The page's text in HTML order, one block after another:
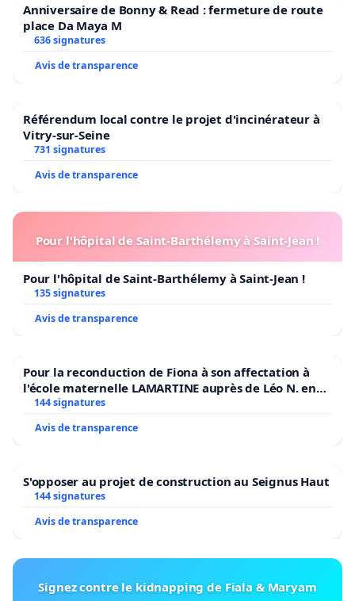
Anniversaire de Bonny & Read : fermeture de route
place Da Maya M
636 signatures
Avis de transparence
Référendum local contre le projet d'incinérateur à
Vitry-sur-Seine
731 signatures
Avis de transparence
Pour l'hôpital de Saint-Barthélemy à Saint-Jean !
Pour l'hôpital de Saint-Barthélemy à Saint-Jean !
135 signatures
Avis de transparence
Pour la reconduction de Fiona à son affectation à
l'école maternelle LAMARTINE auprès de Léo N. en
2026/2027
144 signatures
Avis de transparence
S'opposer au projet de construction au Seignus Haut
144 signatures
Avis de transparence
Signez contre le kidnapping de Fiala & Maryam